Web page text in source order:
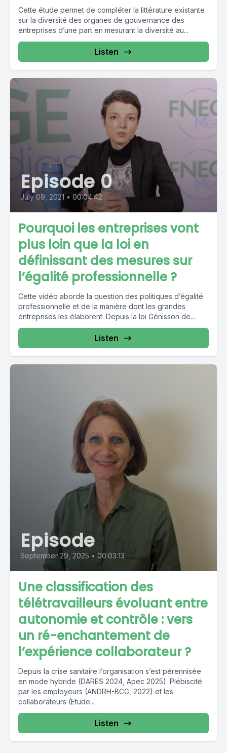
Cette étude permet de compléter la littérature existante
sur la diversité des organes de gouvernance des
entreprises d’une part en mesurant la diversité au...
Listen
Episode 0
July 09, 2021 • 00:04:42
Pourquoi les entreprises vont
plus loin que la loi en
définissant des mesures sur
l’égalité professionnelle ?
Cette vidéo aborde la question des politiques d’égalité
professionnelle et de la manière dont les grandes
entreprises les élaborent. Depuis la loi Génisson de...
Listen
Episode
September 29, 2025 • 00:03:13
Une classification des
télétravailleurs évoluant entre
autonomie et contrôle : vers
un ré-enchantement de
l’expérience collaborateur ?
Depuis la crise sanitaire l’organisation s’est pérennisée
en mode hybride (DARES 2024, Apec 2025). Plébiscité
par les employeurs (ANDRH-BCG, 2022) et les
collaborateurs (Etude...
Listen